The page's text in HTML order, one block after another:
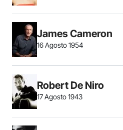
James Cameron
16 Agosto 1954
Robert De Niro
17 Agosto 1943